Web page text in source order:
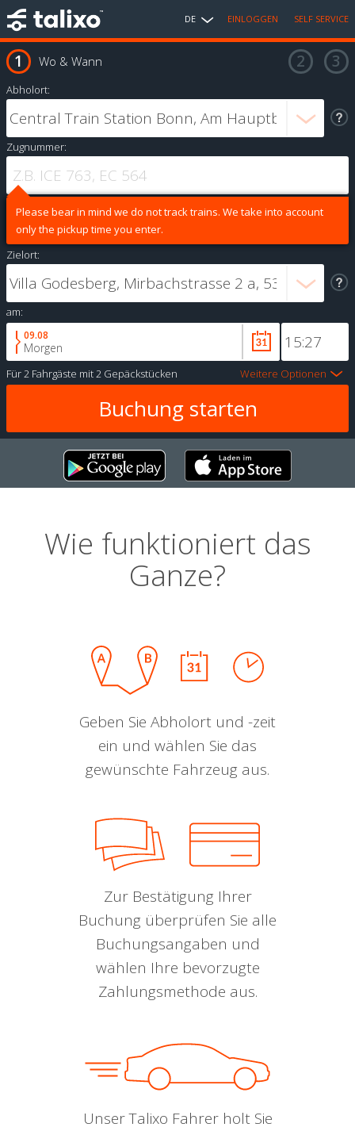
DE EINLOGGEN SELF SERVICE
Wo & Wann
Abholort:
Zugnummer:
Please bear in mind we do not track trains. We take into account
only the pickup time you enter.
Zielort:
am:
09.08
Morgen
Für2 Fahrgäste mit2 Gepäckstücken Weitere Optionen
Wie funktioniert das
Ganze?
Geben Sie Abholort und -zeit
ein und wählen Sie das
gewünschte Fahrzeug aus.
Zur Bestätigung Ihrer
Buchung überprüfen Sie alle
Buchungsangaben und
wählen Ihre bevorzugte
Zahlungsmethode aus.
Unser Talixo Fahrer holt Sie